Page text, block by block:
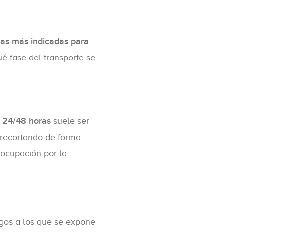
más indicadas para
fase del transporte se
24/48 horas suele ser
de forma
por la
a los que se expone